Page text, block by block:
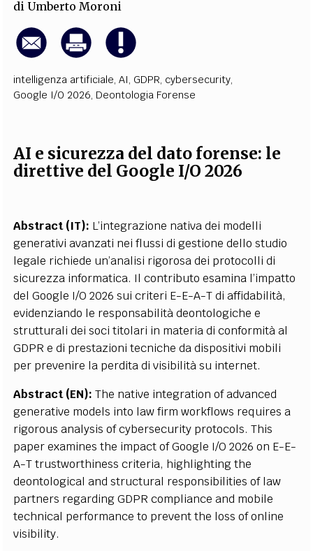
diUmberto Moroni
intelligenza artificiale,AI, GDPR, cybersecurity,
Google I/O 2026, Deontologia Forense
AI e sicurezza del dato forense: le
direttive del Google I/O 2026
Abstract (IT): L’integrazione nativa dei modelli
generativi avanzati nei flussi di gestione dello studio
legale richiede un’analisi rigorosa dei protocolli di
sicurezza informatica. Il contributo esamina l’impatto
del Google I/O 2026 sui criteri E-E-A-T di affidabilità,
evidenziando le responsabilità deontologiche e
strutturali dei soci titolari in materia di conformità al
GDPR e di prestazioni tecniche da dispositivi mobili
per prevenire la perdita di visibilità su internet.
Abstract (EN): The native integration of advanced
generative models into law firm workflows requires a
rigorous analysis of cybersecurity protocols. This
paper examines the impact of Google I/O 2026 on E-E-
A-T trustworthiness criteria, highlighting the
deontological and structural responsibilities of law
partners regarding GDPR compliance and mobile
technical performance to prevent the loss of online
visibility.